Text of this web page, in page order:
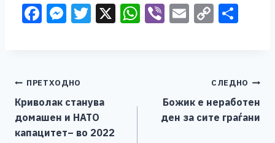
F
b
o
o
M
n
g
er
T X W Vi E C
Li
n
Навигација
на
напис
ПРЕТХОДНО
Криволак станува
домашен и НАТО
капацитет– во 2022
СЛЕДНО
Божик е неработен
ден за сите граѓани